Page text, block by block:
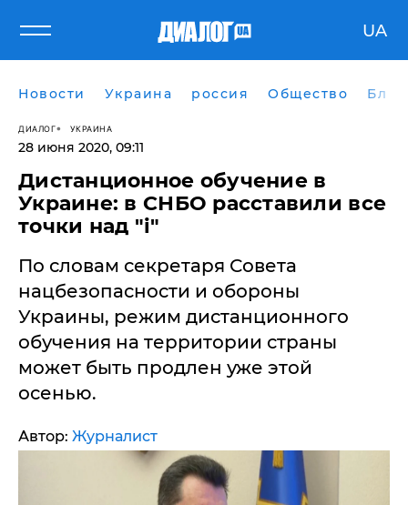
UA
Новости Украина россия Общество
ДИАЛОГ УКРАИНА
28 июня 2020, 09:11
Дистанционное обучение в
Украине: в СНБО расставили все
точки над "i"
По словам секретаря Совета
нацбезопасности и обороны
Украины, режим дистанционного
обучения на территории страны
может быть продлен уже этой
осенью.
Автор: Журналист